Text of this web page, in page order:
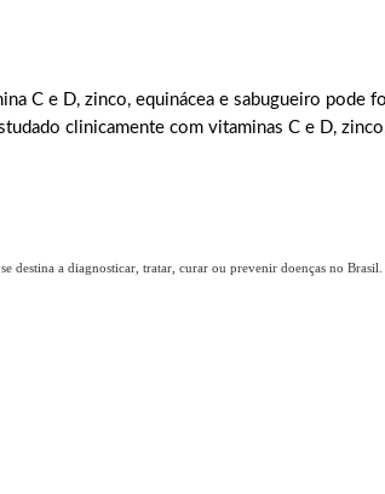
C e D, zinco, equinácea e sabugueiro
clinicamente com vitaminas C e D,
destina a diagnosticar, tratar, curar ou prevenir doenças no Brasil.